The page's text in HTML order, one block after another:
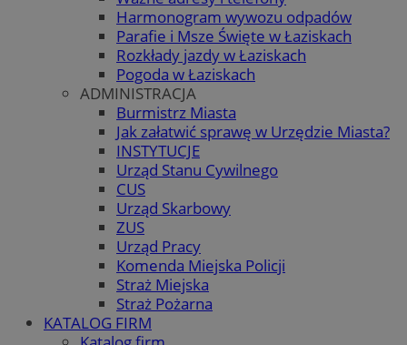
Harmonogram wywozu odpadów
Parafie i Msze Święte w Łaziskach
Rozkłady jazdy w Łaziskach
Pogoda w Łaziskach
ADMINISTRACJA
Burmistrz Miasta
Jak załatwić sprawę w Urzędzie Miasta?
INSTYTUCJE
Urząd Stanu Cywilnego
CUS
Urząd Skarbowy
ZUS
Urząd Pracy
Komenda Miejska Policji
Straż Miejska
Straż Pożarna
KATALOG FIRM